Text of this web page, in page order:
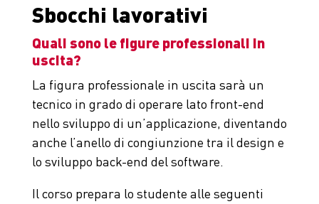
Sbocchi lavorativi
Quali sono le figure professionali in
uscita?
La figura professionale in uscita sarà un
tecnico in grado di operare lato front-end
nello sviluppo di un’applicazione, diventando
anche l’anello di congiunzione tra il design e
lo sviluppo back-end del software.
Il corso prepara lo studente alle seguenti